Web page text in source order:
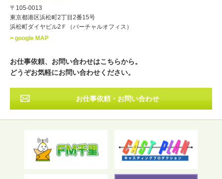
・年齢
・出身地 北海道 東北
その他
フリーワード検索
〒105-0013
東京都港区浜松町2丁目2番15号
浜松町ダイヤビル2Ｆ（バーチャルオフィス）
> google MAP
お仕事依頼、お問い合わせはこちらから。
どうぞお気軽にお問い合わせください。
お仕事依頼・お問い合わせ